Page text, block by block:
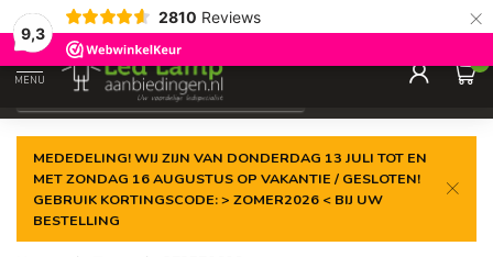
9,3
2810 Reviews ×
Gegarandeerde delaagste prijs
MENU
0
MEDEDELING! WIJ ZIJN VAN DONDERDAG 13 JULI TOT EN
MET ZONDAG 16 AUGUSTUS OP VAKANTIE / GESLOTEN!
GEBRUIK KORTINGSCODE: > ZOMER2026 < BIJ UW
BESTELLING